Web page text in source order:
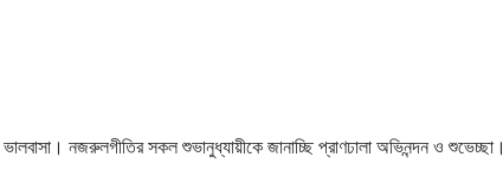
ভালবাসা। নজরুলগীতির সকল শুভানুধ্যায়ীকে জানাচ্ছি প্রাণঢালা অভিনন্দন ও শুভেচ্ছা।